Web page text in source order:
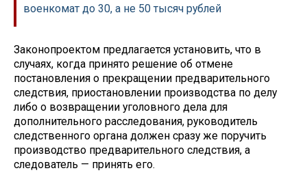
военкомат до 30, а не 50 тысяч рублей
Законопроектом предлагается установить, что в
случаях, когда принято решение об отмене
постановления о прекращении предварительного
следствия, приостановлении производства по делу
либо о возвращении уголовного дела для
дополнительного расследования, руководитель
следственного органа должен сразу же поручить
производство предварительного следствия, а
следователь — принять его.